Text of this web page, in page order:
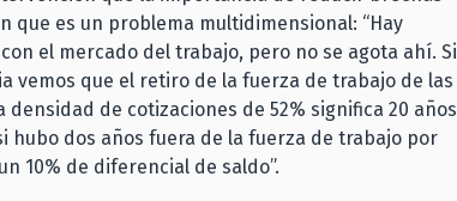
que es un problema multidimensional: “Hay
el mercado del trabajo, pero no se agota ahí. Si
vemos que el retiro de la fuerza de trabajo de las
de cotizaciones de 52% significa 20 años
hubo dos años fuera de la fuerza de trabajo por
10% de diferencial de saldo”.